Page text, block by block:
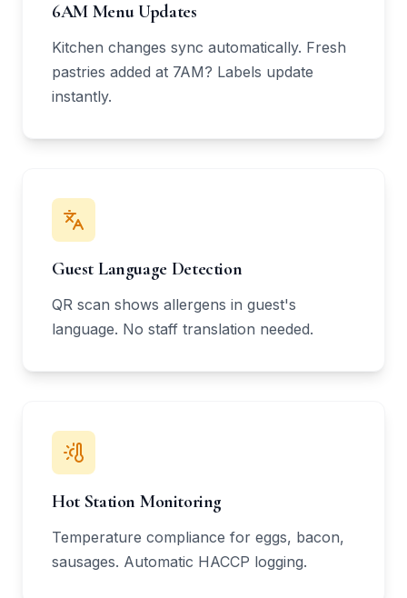
6AM Menu Updates
Kitchen changes sync automatically. Fresh
pastries added at 7AM? Labels update
instantly.
Guest Language Detection
QR scan shows allergens in guest's
language. No staff translation needed.
Hot Station Monitoring
Temperature compliance for eggs, bacon,
sausages. Automatic HACCP logging.